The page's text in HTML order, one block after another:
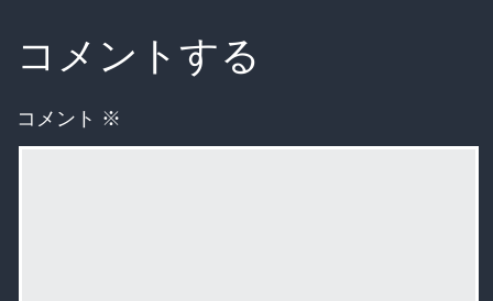
コメントする
コメント ※